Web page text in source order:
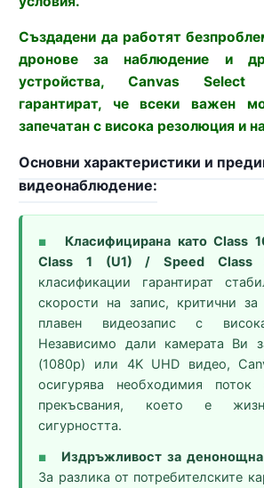
Създадени да работят
дронове за наблюдение и
устройства, Canvas Select
гарантират, че всеки важен
запечатан с висока резолюция и
Основни характеристики и
видеонаблюдение:
■
Класифицирана като Class
Class 1 (U1) / Speed Class
класификации гарантират
скорости на запис, критични за
плавен видеозапис с
Независимо дали камерата Ви
(1080p) или 4K UHD видео,
осигурява необходимия
прекъсвания, което е
сигурността.
■
Издръжливост за
За разлика от потребителските